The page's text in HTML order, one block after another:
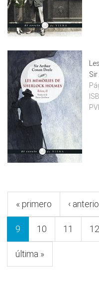
Pàgines
« primero ‹
9 10 11 12
última »